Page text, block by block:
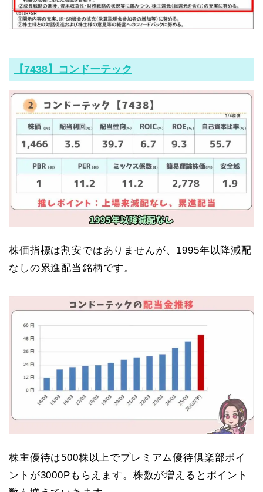
【7438】コンドーテック
株価指標は割安ではありませんが、1995年以降減配
なしの累進配当銘柄です。
株主優待は500株以上でプレミアム優待倶楽部ポイ
ントが3000Pもらえます。株数が増えるとポイント